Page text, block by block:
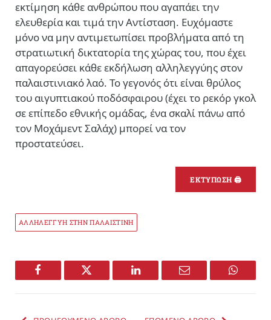
εκτίμηση κάθε ανθρώπου που αγαπάει την
ελευθερία και τιμά την Αντίσταση. Ευχόμαστε
μόνο να μην αντιμετωπίσει προβλήματα από τη
στρατιωτική δικτατορία της χώρας του, που έχει
απαγορεύσει κάθε εκδήλωση αλληλεγγύης στον
παλαιστινιακό λαό. Το γεγονός ότι είναι θρύλος
του αιγυπτιακού ποδόσφαιρου (έχει το ρεκόρ γκολ
σε επίπεδο εθνικής ομάδας, ένα σκαλί πάνω από
τον Μοχάμεντ Σαλάχ) μπορεί να τον
προστατεύσει.
ΕΚΤΥΠΩΣΗ 🖨
ΑΛΛΗΛΕΓΓΥΗ ΣΤΗΝ ΠΑΛΑΙΣΤΙΝΗ
Facebook Twitter LinkedIn Email